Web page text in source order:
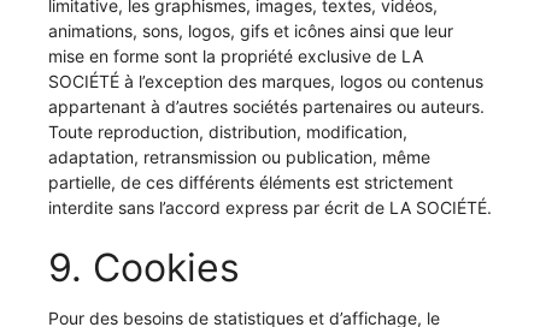
limitative, les graphismes, images, textes, vidéos,
animations, sons, logos, gifs et icônes ainsi que leur
mise en forme sont la propriété exclusive de LA
SOCIÉTÉ à l’exception des marques, logos ou contenus
appartenant à d’autres sociétés partenaires ou auteurs.
Toute reproduction, distribution, modification,
adaptation, retransmission ou publication, même
partielle, de ces différents éléments est strictement
interdite sans l’accord express par écrit de LA SOCIÉTÉ.
9. Cookies
Pour des besoins de statistiques et d’affichage, le